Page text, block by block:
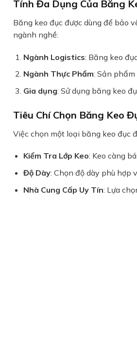
Tính Đa Dụng Của Băng
Băng keo đục được dùng để bảo
ngành nghề:
Ngành Logistics: Băng keo
Ngành Thực Phẩm: Sản
Gia dụng: Sử dụng băng keo
Tiêu Chí Chọn Băng Keo
Việc chọn một loại băng keo đục
Kiểm Tra Lớp Keo: Keo càng
Độ Dày: Chọn độ dày phù hợp
Nhà Cung Cấp Uy Tín: Lựa